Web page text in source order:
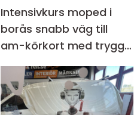
Intensivkurs moped i
borås snabb väg till
am-körkort med trygg
grund